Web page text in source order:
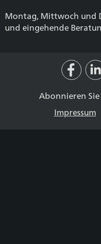
Montag, Mittwoch und
und eingehende
Abonnieren
Impressum